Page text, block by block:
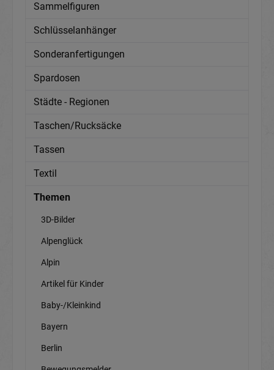
Sammelfiguren
Schlüsselanhänger
Sonderanfertigungen
Spardosen
Städte - Regionen
Taschen/Rucksäcke
Tassen
Textil
Themen
3D-Bilder
Alpenglück
Alpin
Artikel für Kinder
Baby-/Kleinkind
Bayern
Berlin